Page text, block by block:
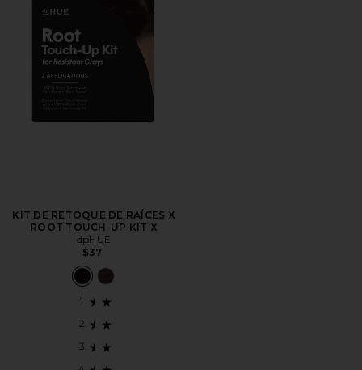
KIT DE RETOQUE DE RAÍCES X
ROOT TOUCH-UP KIT X
dpHUE
$37